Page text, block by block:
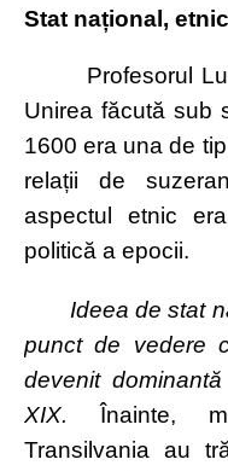
Stat național,
Profesorul
Unirea făcută sub
1600 era una de
relații de
aspectul etnic
politică a epocii.
Ideea de stat
punct de vedere
devenit
XIX. Înainte,
Transilvania au